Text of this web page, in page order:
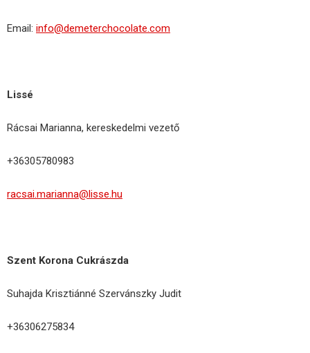
Email: info@demeterchocolate.com
Lissé
Rácsai Marianna, kereskedelmi vezető
+36305780983
racsai.marianna@lisse.hu
Szent Korona Cukrászda
Suhajda Krisztiánné Szervánszky Judit
+36306275834